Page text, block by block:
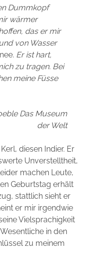
Dummkopf
wärmer
das er mir
von Wasser
Er ist hart,
zu tragen. Bei
meine Füsse
Das Museum
der Welt
diesen Indier. Er
Unverstelltheit,
machen Leute,
Geburtstag erhält
stattlich sieht er
er mir irgendwie
Vielsprachigkeit
in den
zu meinem